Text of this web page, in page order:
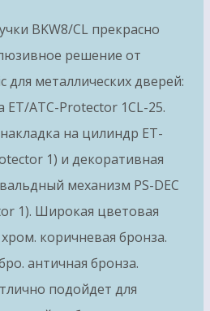
BKW8/CL прекрасно
решение от
для металлических дверей:
ET/ATC-Protector 1CL-25.
на цилиндр ET-
1) и декоративная
механизм PS-DEC
1). Широкая цветовая
коричневая бронза.
античная бронза.
подойдет для